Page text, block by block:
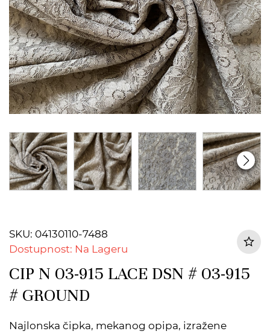
SKU: 04130110-7488
Dostupnost: Na Lageru
CIP N 03-915 LACE DSN # 03-915
# GROUND
Najlonska čipka, mekanog opipa, izražene